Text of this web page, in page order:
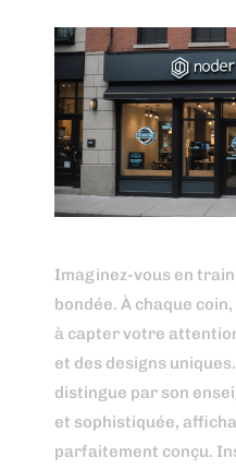
Imaginez-vous en
bondée. À chaque
à capter votre
et des designs
distingue par son
et sophistiquée,
parfaitement conçu.